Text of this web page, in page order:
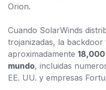
Orion.
Cuando SolarWinds
trojanizadas, la backdoor
aproximadamente
mundo, incluidas
EE. UU. y empresas